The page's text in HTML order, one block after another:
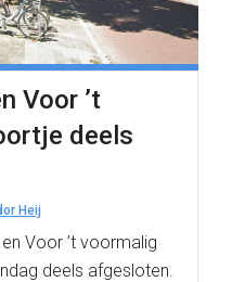
Voor ’t
deels
Heij
Voor ’t voormalig
deels afgesloten.